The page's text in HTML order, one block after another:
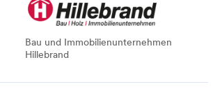
Bau und Immobilienunternehmen
Hillebrand